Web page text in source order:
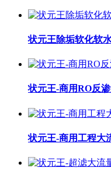
状元王除垢软化软
状元王-商用RO反
状元王-商用工程大